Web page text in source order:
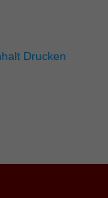
Drucken